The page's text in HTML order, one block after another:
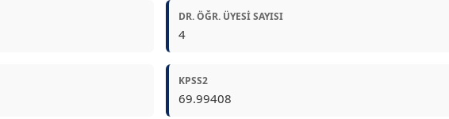
DR. ÖĞR. ÜYESI SAYISI
4
KPSS2
69.99408